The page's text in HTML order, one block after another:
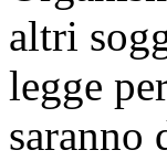
altri
legge
saranno